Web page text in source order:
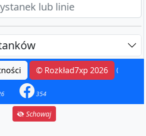
© Rozkład7xp 2026 (
354
Schowaj